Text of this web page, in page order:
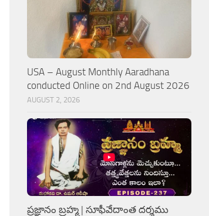
USA – August Monthly Aaradhana
conducted Online on 2nd August 2026
AUGUST 2, 2026
ప్రజ్ఞానం బ్రహ్మ | సూఫీవేదాంత దర్శము